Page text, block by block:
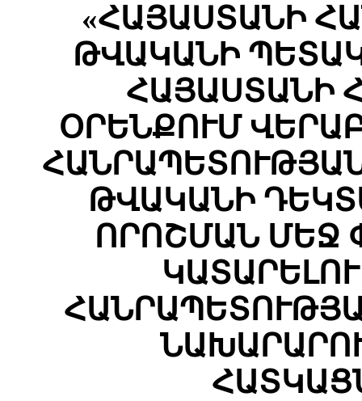
«ՀԱՅԱՍՏԱՆԻ
ԹՎԱԿԱՆԻ
ՀԱՅԱՍՏԱՆԻ
ՕՐԵՆՔՈՒՄ
ԹՎԱԿԱՆԻ
ՈՐՈՇՄԱՆ ՄԵՋ